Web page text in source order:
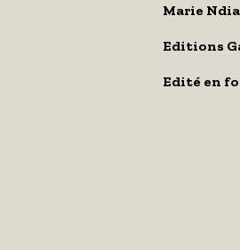
Marie
Editions
Edité en